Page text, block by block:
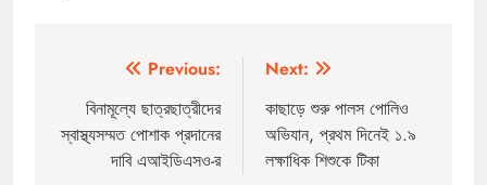
navigation
Previous:
বিনামূল্যে ছাত্রছাত্রীদের
স্বাস্থ্যসম্মত পোশাক প্রদানের
দাবি এআইডিএসও-র
Next:
কাছাড়ে শুরু পালস পোলিও
অভিযান, প্রথম দিনেই ১.৯
লক্ষাধিক শিশুকে টিকা